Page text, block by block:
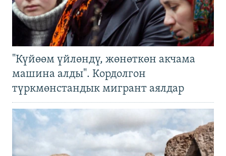
"Күйөөм үйлөндү, жөнөткөн акчама
машина алды". Кордолгон
түркмөнстандык мигрант аялдар